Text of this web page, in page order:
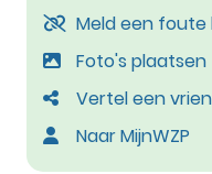
Meld een foute
Foto's plaatsen
Vertel een
Naar MijnWZP